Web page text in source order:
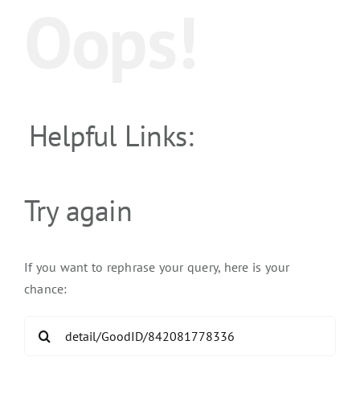
Helpful Links:
Try again
If you want to rephrase your query, here is your
chance: